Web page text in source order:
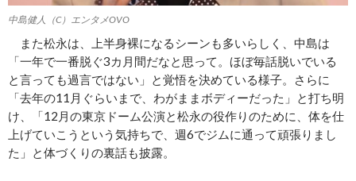
中島健人（C）エンタメOVO
また松永は、上半身裸になるシーンも多いらしく、中島は
「一年で一番脱ぐ3カ月間だなと思って。ほぼ毎話脱いでいる
と言っても過言ではない」と覚悟を決めている様子。さらに
「去年の11月ぐらいまで、わがままボディーだった」と打ち明
け、「12月の東京ドーム公演と松永の役作りのために、体を仕
上げていこうという気持ちで、週6でジムに通って頑張りまし
た」と体づくりの裏話も披露。